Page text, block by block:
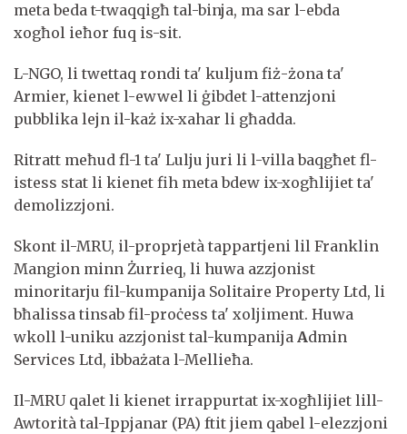
meta beda t-twaqqigħ tal-binja, ma sar l-ebda
xogħol ieħor fuq is-sit.
L-NGO, li twettaq rondi ta' kuljum fiż-żona ta'
Armier, kienet l-ewwel li ġibdet l-attenzjoni
pubblika lejn il-każ ix-xahar li għadda.
Ritratt meħud fl-1 ta' Lulju juri li l-villa baqgħet fl-
istess stat li kienet fih meta bdew ix-xogħlijiet ta'
demolizzjoni.
Skont il-MRU, il-proprjetà tappartjeni lil Franklin
Mangion minn Żurrieq, li huwa azzjonist
minoritarju fil-kumpanija Solitaire Property Ltd, li
bħalissa tinsab fil-proċess ta' xoljiment. Huwa
wkoll l-uniku azzjonist tal-kumpanija Admin
Services Ltd, ibbażata l-Mellieħa.
Il-MRU qalet li kienet irrappurtat ix-xogħlijiet lill-
Awtorità tal-Ippjanar (PA) ftit jiem qabel l-elezzjoni